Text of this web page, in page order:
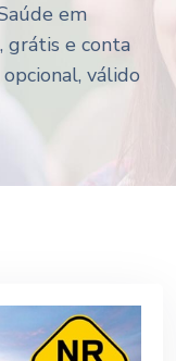
em
grátis e conta
válido